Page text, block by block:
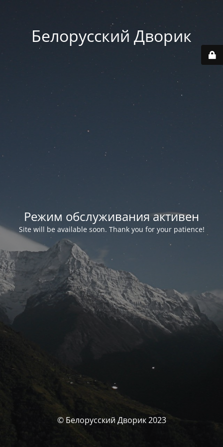
Белорусский Дворик
Режим обслуживания активен
Site will be available soon. Thank you for your patience!
© Белорусский Дворик 2023